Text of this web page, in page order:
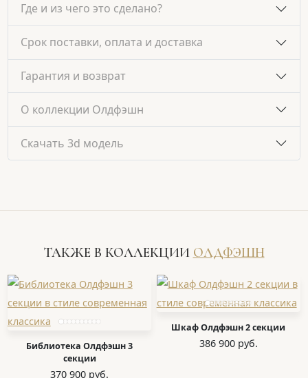
Где и из чего это сделано?
Срок поставки, оплата и доставка
Гарантия и возврат
О коллекции Олдфэшн
Скачать 3d модель
ТАКЖЕ В КОЛЛЕКЦИИ ОЛДФЭШН
Библиотека Олдфэшн 3
секции
370 900 руб.
Шкаф Олдфэшн 2 секции
386 900 руб.